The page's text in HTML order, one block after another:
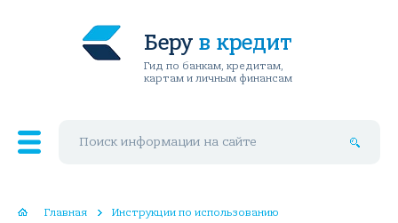
Беру в кредит
Гид по банкам, кредитам,
картам и личным финансам
Главная Инструкции по использованию